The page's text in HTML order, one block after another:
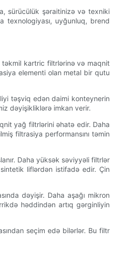
sürücülük şəraitinizə və texniki
uyğunluq, brend
kartric filtrlərinə və maqnit
elementi olan metal bir qutu
təşviq edən daimi konteynerin
dəyişikliklərə imkan verir.
yağ filtrlərini əhatə edir. Daha
filtrasiya performansını təmin
Daha yüksək səviyyəli filtrlər
liflərdən istifadə edir. Çin
dəyişir. Daha aşağı mikron
həddindən artıq gərginliyin
seçim edə bilərlər. Bu filtr